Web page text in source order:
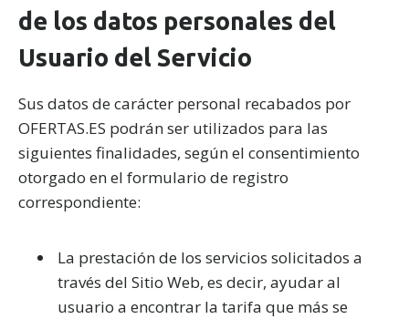
de los datos personales del
Usuario del Servicio
Sus datos de carácter personal recabados por
OFERTAS.ES podrán ser utilizados para las
siguientes finalidades, según el consentimiento
otorgado en el formulario de registro
correspondiente:
La prestación de los servicios solicitados a
través del Sitio Web, es decir, ayudar al
usuario a encontrar la tarifa que más se